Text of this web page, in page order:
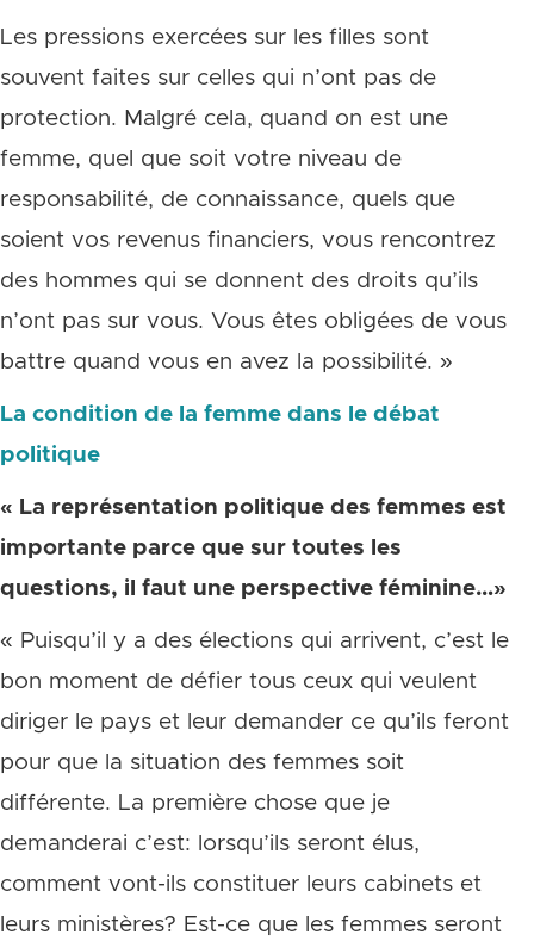
Les pressions exercées sur les filles sont
souvent faites sur celles qui n’ont pas de
protection. Malgré cela, quand on est une
femme, quel que soit votre niveau de
responsabilité, de connaissance, quels que
soient vos revenus financiers, vous rencontrez
des hommes qui se donnent des droits qu’ils
n’ont pas sur vous. Vous êtes obligées de vous
battre quand vous en avez la possibilité. »
La condition de la femme dans le débat
politique
« La représentation politique des femmes est
importante parce que sur toutes les
questions, il faut une perspective féminine…»
« Puisqu’il y a des élections qui arrivent, c’est le
bon moment de défier tous ceux qui veulent
diriger le pays et leur demander ce qu’ils feront
pour que la situation des femmes soit
différente. La première chose que je
demanderai c’est: lorsqu’ils seront élus,
comment vont-ils constituer leurs cabinets et
leurs ministères? Est-ce que les femmes seront